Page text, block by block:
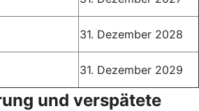
31. Dezember 2028
31. Dezember 2029
und verspätete